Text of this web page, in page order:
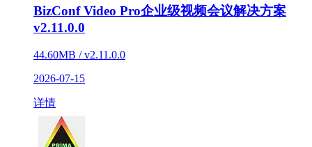
BizConf Video Pro企业级视频会议解决方案
v2.11.0.0
44.60MB / v2.11.0.0
2026-07-15
详情